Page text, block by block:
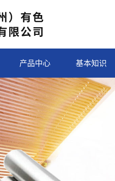
产品中心 基本知识